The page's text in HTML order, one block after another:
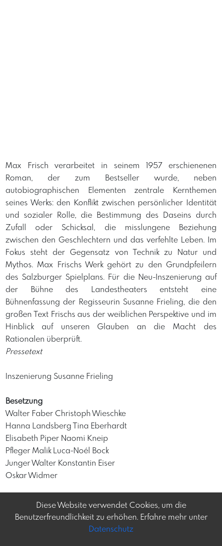
Max Frisch verarbeitet in seinem 1957 erschienenen
Roman, der zum Bestseller wurde, neben
autobiographischen Elementen zentrale Kernthemen
seines Werks: den Konflikt zwischen persönlicher Identität
und sozialer Rolle, die Bestimmung des Daseins durch
Zufall oder Schicksal, die misslungene Beziehung
zwischen den Geschlechtern und das verfehlte Leben. Im
Fokus steht der Gegensatz von Technik zu Natur und
Mythos. Max Frischs Werk gehört zu den Grundpfeilern
des Salzburger Spielplans. Für die Neu-Inszenierung auf
der Bühne des Landestheaters entsteht eine
Bühnenfassung der Regisseurin Susanne Frieling, die den
großen Text Frischs aus der weiblichen Perspektive und im
Hinblick auf unseren Glauben an die Macht des
Rationalen überprüft.
Pressetext
Inszenierung Susanne Frieling
Besetzung
Walter Faber Christoph Wieschke
Hanna Landsberg Tina Eberhardt
Elisabeth Piper Naomi Kneip
Pfleger Malik Luca-Noél Bock
Junger Walter Konstantin Eiser
Oskar Widmer
Diese Website verwendet Cookies, um die
Benutzerfreundlichkeit zu erhöhen. Erfahre mehr unter
Datenschutz